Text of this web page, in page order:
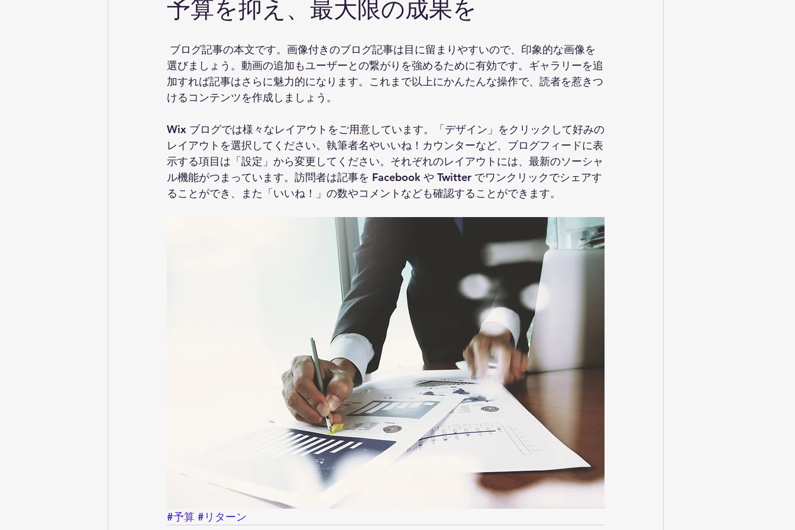
予算を抑え、最大限の成果を
選びましょう。動画の追加もユーザーとの繋がりを強めるために有効です。ギャラリーを追
加すれば記事はさらに魅力的になります。これまで以上にかんたんな操作で、読者を惹きつ
けるコンテンツを作成しましょう。
Wix ブログでは様々なレイアウトをご用意しています。「デザイン」をクリックして好みの
レイアウトを選択してください。執筆者名やいいね！カウンターなど、ブログフィードに表
示する項目は「設定」から変更してください。それぞれのレイアウトには、最新のソーシャ
ル機能がつまっています。訪問者は記事を Facebook や Twitter でワンクリックでシェアす
ることができ、また「いいね！」の数やコメントなども確認することができます。
#予算 #リターン